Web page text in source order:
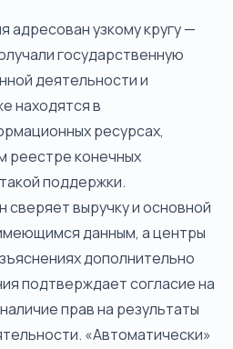
адресован узкому кругу —
государственную
деятельности и
находятся в
ресурсах,
реестре конечных
поддержки.
сверяет выручку и основной
данным, а центры
дополнительно
подтверждает согласие на
прав на результаты
«Автоматически»